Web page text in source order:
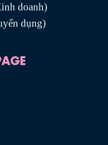
doanh)
dụng)